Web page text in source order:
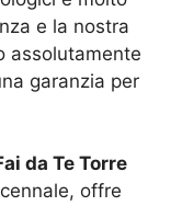
e la nostra
assolutamente
garanzia per
da Te Torre
offre